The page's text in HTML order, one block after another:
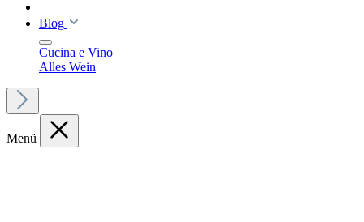
Blog
Cucina e Vino
Alles Wein
Menü